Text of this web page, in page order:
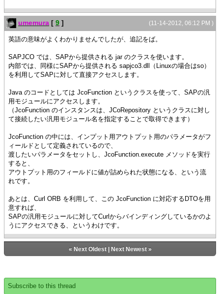
(11-14-2012, 06:12 PM )
umemura [ 9 ]
英語の意味がよくわかりませんでしたが、追記をば。
SAPJCO では、SAPから提供される jar のクラスを使います。
内部では、同様にSAPから提供される sapjco3.dll（Linuxの場合はso）
を利用してSAPに対して直接アクセスします。
Java のコードとしては JcoFunction というクラスを使って、SAPの汎
用モジュールにアクセスします。
（JcoFunction のインスタンスは、JCoRepository というクラスに対し
て接続したい汎用モジュール名を指定することで取得できます）
JcoFunction の中には、インプット用アウトプット用のパラメータがフ
ィールドとして定義されているので、
渡したいパラメータをセットし、JcoFunction.execute メソッドを実行
すると、
アウトプット用のフィールドに値が詰められた状態になる、という流
れです。
あとは、Curl ORB を利用して、この JcoFunction に対応するDTOを用
意すれば、
SAPの汎用モジュールに対してCurlからバインディングしているかのよ
うにアクセスできる、というわけです。
« Next Oldest| Next Newest»
Subscribe to this thread